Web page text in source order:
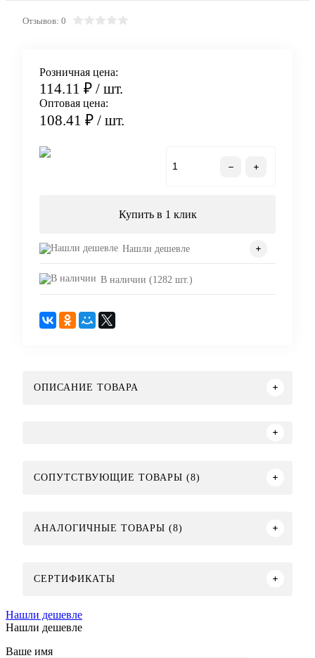
Отзывов: 0
Розничная цена:
114.11 ₽ / шт.
Оптовая цена:
108.41 ₽ / шт.
Купить в 1 клик
Нашли дешевле
В наличии (1282 шт.)
ОПИСАНИЕ ТОВАРА
СОПУТСТВУЮЩИЕ ТОВАРЫ (8)
АНАЛОГИЧНЫЕ ТОВАРЫ (8)
СЕРТИФИКАТЫ
Нашли дешевле
Нашли дешевле
Ваше имя